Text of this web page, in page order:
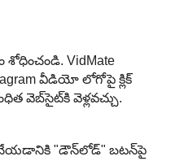
VidMate
వీడియో లోగోపై క్లిక్
వెబ్‌సైట్‌కి వెళ్లవచ్చు.
చేయడానికి "డౌన్‌లోడ్" బటన్‌పై